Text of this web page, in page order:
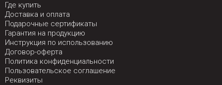
Где купить
Доставка и оплата
Подарочные сертификаты
Гарантия на продукцию
Инструкция по использованию
Договор-оферта
Политика конфиденциальности
Пользовательское соглашение
Реквизиты